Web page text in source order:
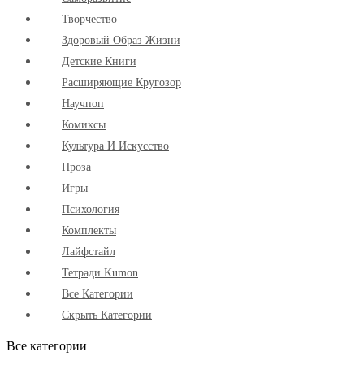
Творчество
Здоровый Образ Жизни
Детские Книги
Расширяющие Кругозор
Научпоп
Комиксы
Культура И Искусство
Проза
Игры
Психология
Комплекты
Лайфстайл
Тетради Kumon
Все Категории
Скрыть Категории
Все категории